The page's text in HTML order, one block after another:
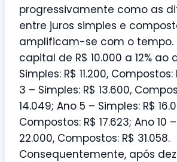
progressivamente como as
entre juros simples e
amplificam-se com o tempo.
capital de R$ 10.000 a 12% ao
Simples: R$ 11.200, Compostos:
3 – Simples: R$ 13.600,
14.049; Ano 5 – Simples: R$
Compostos: R$ 17.623; Ano 10
22.000, Compostos: R$ 31.058.
Consequentemente, após